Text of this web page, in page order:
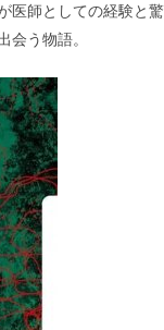
医師としての経験と驚
会う物語。